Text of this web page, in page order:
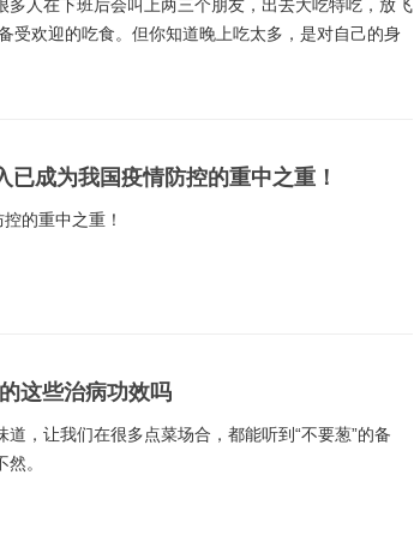
多人在下班后会叫上两三个朋友，出去大吃特吃，放飞
受欢迎的吃食。但你知道晚上吃太多，是对自己的身
抗议了！
成为我国疫情防控的重中之重！
的重中之重！
这些治病功效吗
，让我们在很多点菜场合，都能听到“不要葱”的备
。